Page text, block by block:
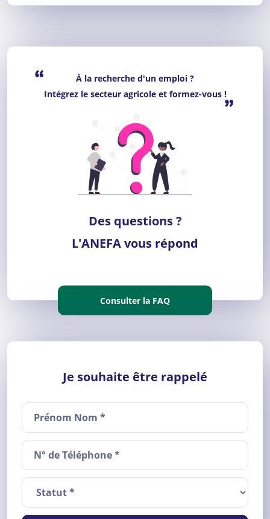
“
À la recherche d'un emploi ?
Intégrez le secteur agricole et formez-vous !”
Des questions ?
L'ANEFA vous répond
Consulter la FAQ
Je souhaite être rappelé